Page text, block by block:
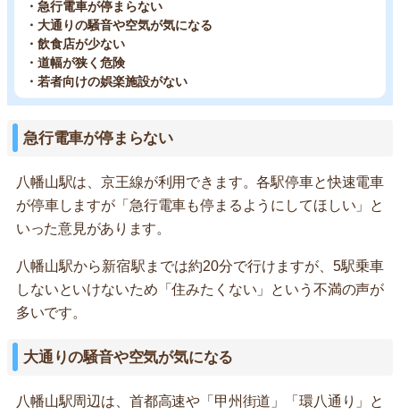
・急行電車が停まらない
・大通りの騒音や空気が気になる
・飲食店が少ない
・道幅が狭く危険
・若者向けの娯楽施設がない
急行電車が停まらない
八幡山駅は、京王線が利用できます。各駅停車と快速電車
が停車しますが「急行電車も停まるようにしてほしい」と
いった意見があります。
八幡山駅から新宿駅までは約20分で行けますが、5駅乗車
しないといけないため「住みたくない」という不満の声が
多いです。
大通りの騒音や空気が気になる
八幡山駅周辺は、首都高速や「甲州街道」「環八通り」と